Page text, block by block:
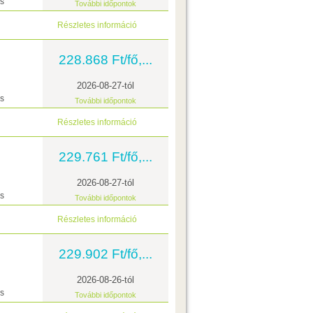
További időpontok
Részletes információ
228.868 Ft/fő,...
2026-08-27-tól
További időpontok
Részletes információ
229.761 Ft/fő,...
2026-08-27-tól
További időpontok
Részletes információ
229.902 Ft/fő,...
2026-08-26-tól
További időpontok